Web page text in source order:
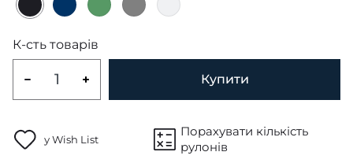
К-сть товарів
Купити
у Wish List
Порахувати кількість
рулонів